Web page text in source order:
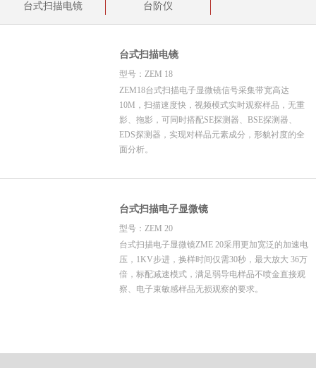
台式扫描电镜 台阶仪
台式扫描电镜
型号：ZEM 18
ZEM18台式扫描电子显微镜信号采集带宽高达
10M，扫描速度快，视频模式实时观察样品，无重
影、拖影，可同时搭配SE探测器、BSE探测器、
EDS探测器，实现对样品元素成分，形貌衬度的全
面分析。
台式扫描电子显微镜
型号：ZEM 20
台式扫描电子显微镜ZME 20采用更加宽泛的加速电
压，1KV步进，换样时间仅需30秒，最大放大 36万
倍，标配减速模式，满足弱导电样品不喷金直接观
察、电子束敏感样品无损观察的要求。